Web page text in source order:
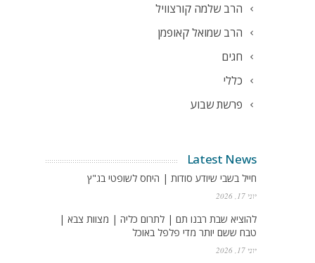
הרב שלמה קורצוויל
הרב שמואל קאופמן
חגים
כללי
פרשת שבוע
Latest News
חייל בשבי שיודע סודות | היחס לשופטי בג"ץ
יוני 17, 2026
להוציא שבת רבנו תם | לתרום כליה | מצוות צבא |
טבח ששם יותר מדי פלפל באוכל
יוני 17, 2026